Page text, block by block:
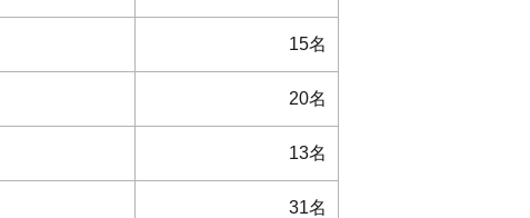
15名
20名
13名
31名